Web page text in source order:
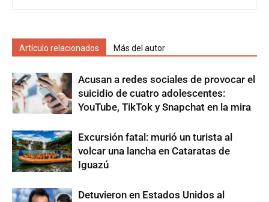
Artículo relacionados Más del autor
Acusan a redes sociales de provocar el
suicidio de cuatro adolescentes:
YouTube, TikTok y Snapchat en la mira
Excursión fatal: murió un turista al
volcar una lancha en Cataratas de
Iguazú
Detuvieron en Estados Unidos al